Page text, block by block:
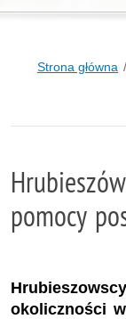
Strona główna
pomocy
okoliczności